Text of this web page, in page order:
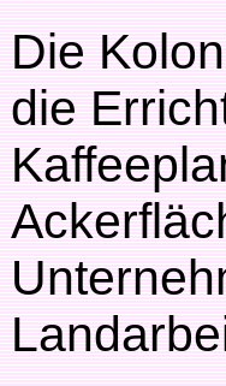
Die
die